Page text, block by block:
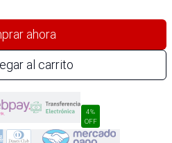
ahora
al carrito
4%
OFF